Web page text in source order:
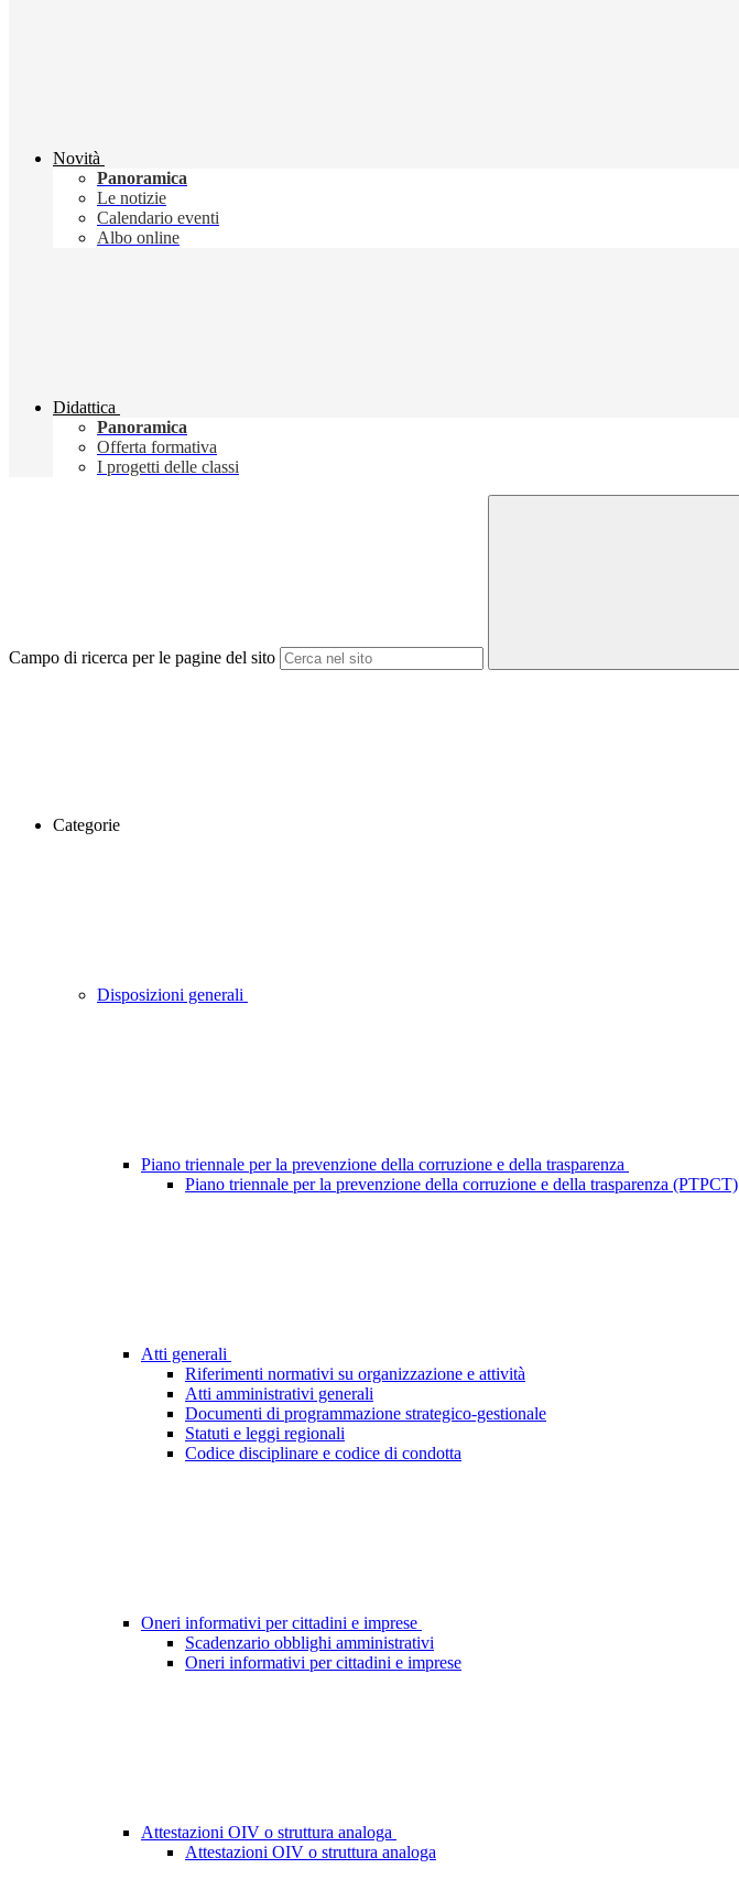
Novità
Panoramica
Le notizie
Calendario eventi
Albo online
Didattica
Panoramica
Offerta formativa
I progetti delle classi
Campo di ricerca per le pagine del sito
Categorie
Disposizioni generali
Piano triennale per la prevenzione della corruzione e della trasparenza
Piano triennale per la prevenzione della corruzione e della trasparenza (PTPCT)
Atti generali
Riferimenti normativi su organizzazione e attività
Atti amministrativi generali
Documenti di programmazione strategico-gestionale
Statuti e leggi regionali
Codice disciplinare e codice di condotta
Oneri informativi per cittadini e imprese
Scadenzario obblighi amministrativi
Oneri informativi per cittadini e imprese
Attestazioni OIV o struttura analoga
Attestazioni OIV o struttura analoga